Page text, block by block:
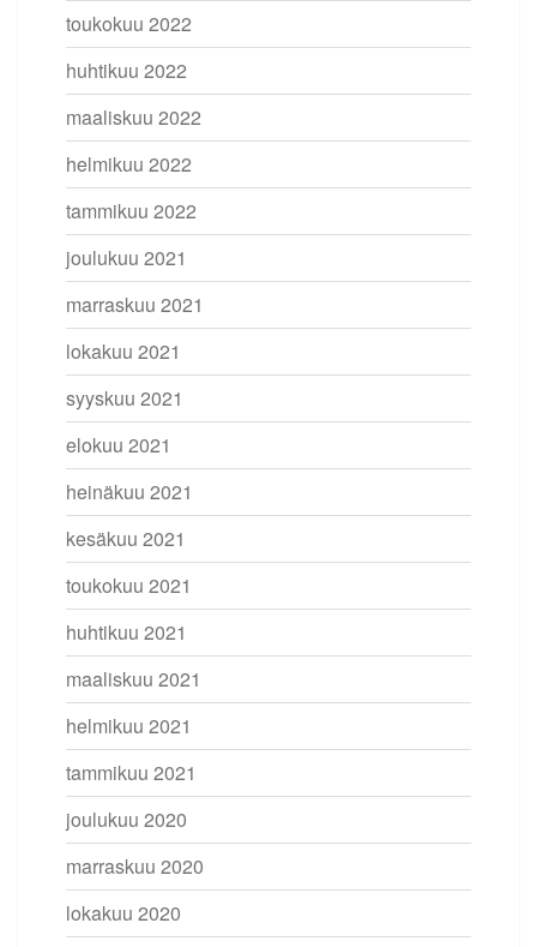
toukokuu 2022
huhtikuu 2022
maaliskuu 2022
helmikuu 2022
tammikuu 2022
joulukuu 2021
marraskuu 2021
lokakuu 2021
syyskuu 2021
elokuu 2021
heinäkuu 2021
kesäkuu 2021
toukokuu 2021
huhtikuu 2021
maaliskuu 2021
helmikuu 2021
tammikuu 2021
joulukuu 2020
marraskuu 2020
lokakuu 2020